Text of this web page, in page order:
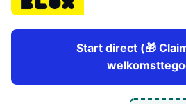
Start direct (🎁